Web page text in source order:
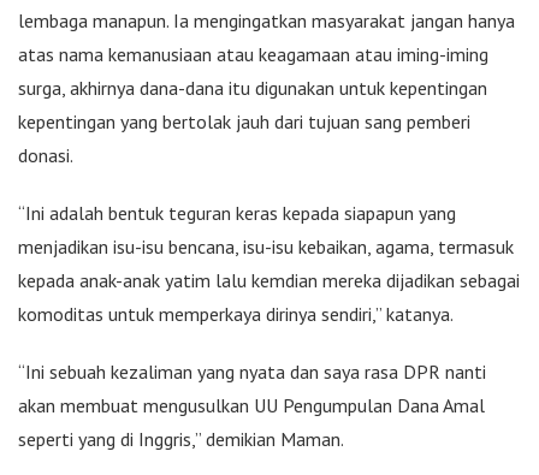
lembaga manapun. Ia mengingatkan masyarakat jangan hanya
atas nama kemanusiaan atau keagamaan atau iming-iming
surga, akhirnya dana-dana itu digunakan untuk kepentingan
kepentingan yang bertolak jauh dari tujuan sang pemberi
donasi.
“Ini adalah bentuk teguran keras kepada siapapun yang
menjadikan isu-isu bencana, isu-isu kebaikan, agama, termasuk
kepada anak-anak yatim lalu kemdian mereka dijadikan sebagai
komoditas untuk memperkaya dirinya sendiri,” katanya.
“Ini sebuah kezaliman yang nyata dan saya rasa DPR nanti
akan membuat mengusulkan UU Pengumpulan Dana Amal
seperti yang di Inggris,” demikian Maman.